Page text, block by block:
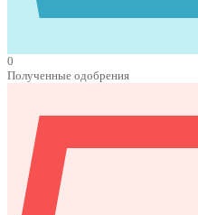
0
Полученные одобрения